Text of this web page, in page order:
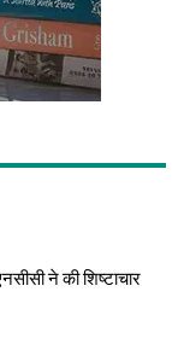
ने की शिष्टाचार